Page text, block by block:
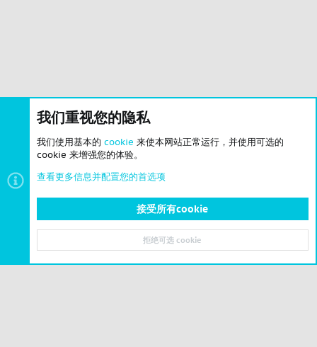
顶部 底部
我们重视您的隐私
我们使用基本的 cookie 来使本网站正常运行，并使用可选的
cookie 来增强您的体验。
查看更多信息并配置您的首选项
接受所有cookie
拒绝可选 cookie